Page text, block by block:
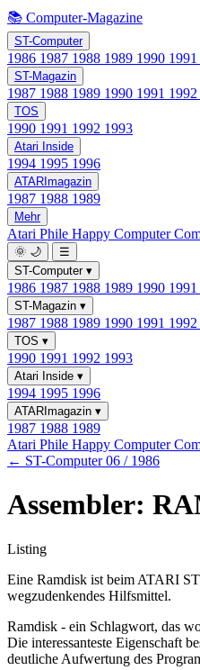
📚 Computer-Magazine
ST-Computer
1986 1987 1988 1989 1990 1991
ST-Magazin
1987 1988 1989 1990 1991 1992
TOS
1990 1991 1992 1993
Atari Inside
1994 1995 1996
ATARImagazin
1987 1988 1989
Mehr
Atari Phile Happy Computer
🌞 🌙
☰
ST-Computer ▾
1986 1987 1988 1989 1990 1991
ST-Magazin ▾
1987 1988 1989 1990 1991 1992
TOS ▾
1990 1991 1992 1993
Atari Inside ▾
1994 1995 1996
ATARImagazin ▾
1987 1988 1989
Atari Phile Happy Computer
← ST-Computer 06 / 1986
Assembler:
Listing
Eine Ramdisk ist beim ATARI
wegzudenkendes Hilfsmittel.
Ramdisk - ein Schlagwort, das
Die interessanteste Eigenschaft
deutliche Aufwertung des